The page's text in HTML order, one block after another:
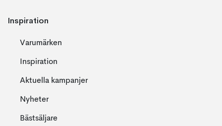
Inspiration
Varumärken
Inspiration
Aktuella kampanjer
Nyheter
Bästsäljare